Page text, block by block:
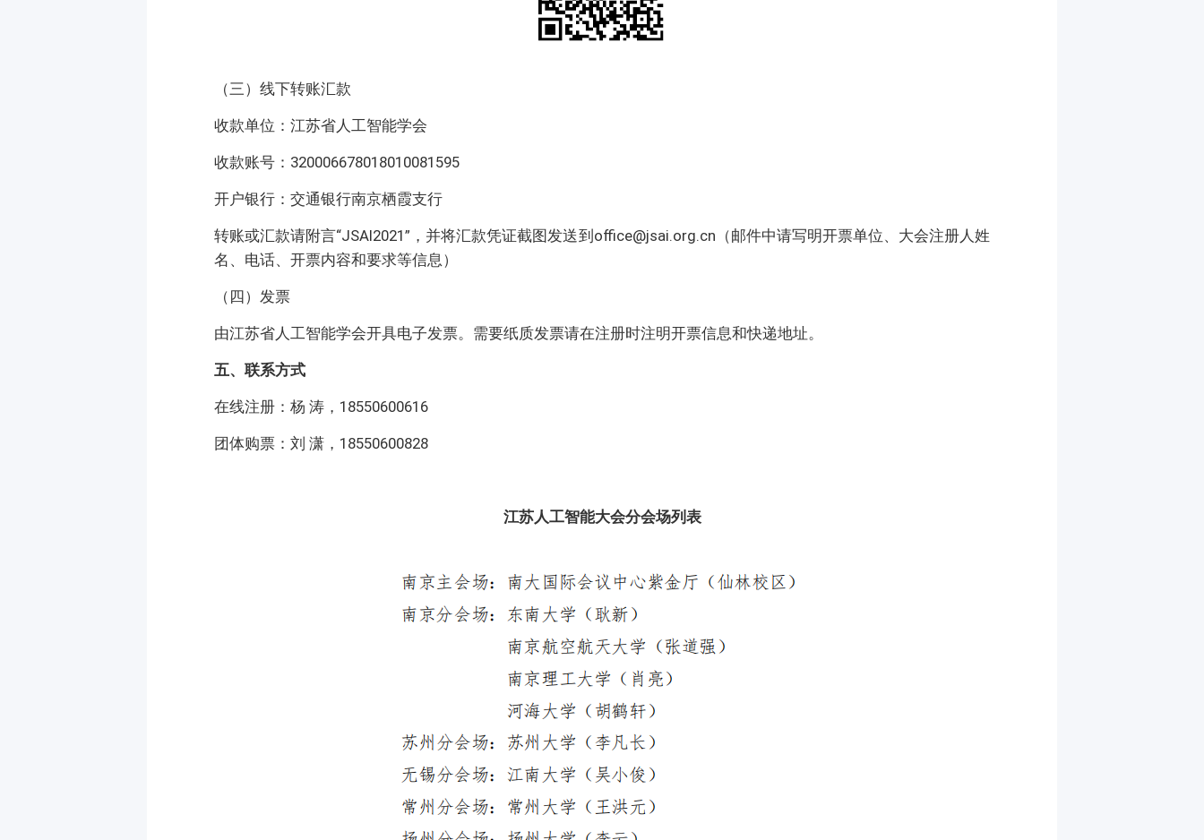
（三）线下转账汇款
收款单位：江苏省人工智能学会
收款账号：320006678018010081595
开户银行：交通银行南京栖霞支行
转账或汇款请附言“JSAI2021”，并将汇款凭证截图发送到office@jsai.org.cn（邮件中请写明开票单位、大会注册人姓
名、电话、开票内容和要求等信息）
（四）发票
由江苏省人工智能学会开具电子发票。需要纸质发票请在注册时注明开票信息和快递地址。
五、联系方式
在线注册：杨 涛，18550600616
团体购票：刘 潇，18550600828
江苏人工智能大会分会场列表